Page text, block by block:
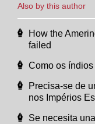
Also by this author
How the
failed
Como os
Precisa-se de
nos Impérios
Se necesita